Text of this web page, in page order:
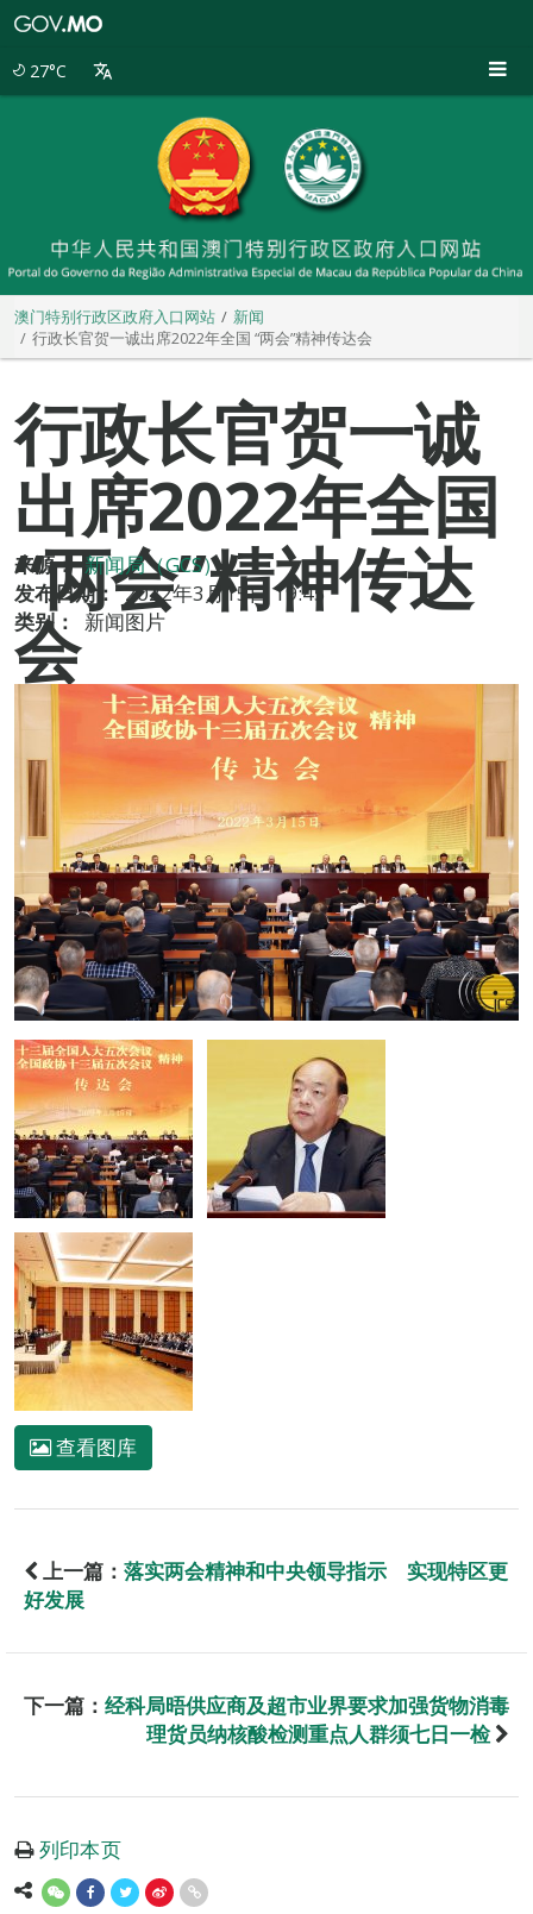
27°C
澳门特别行政区政府入口网站
新闻
行政长官贺一诚出席2022年全国 “两会”精神传达会
行政长官贺一诚
出席2022年全国
“两会”精神传达
会
来源： 新闻局（GCS）
发布日期： 2022年3月15日 19:45
类别：
新闻图片
查看图库
上一篇： 落实两会精神和中央领导指示 实现特区更
好发展
下一篇： 经科局晤供应商及超市业界要求加强货物消毒
理货员纳核酸检测重点人群须七日一检
列印本页